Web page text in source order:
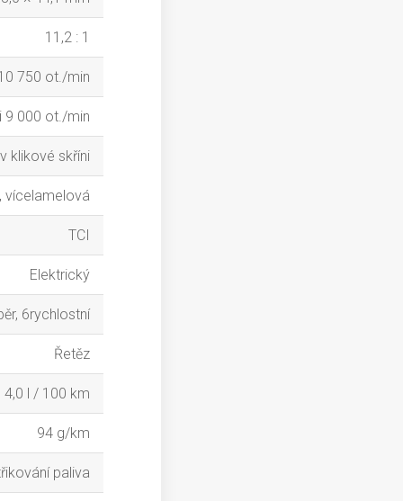
11,2 : 1
750 ot./min
9 000 ot./min
klikové skříni
vícelamelová
TCI
Elektrický
6rychlostní
Řetěz
4,0 l / 100 km
94 g/km
paliva